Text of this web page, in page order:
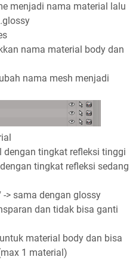
menjadi nama material lalu
nama material body dan
nama mesh menjadi
dengan tingkat refleksi tinggi
tingkat refleksi sedang
> sama dengan glossy
dan tidak bisa ganti
material body dan bisa
1 material)